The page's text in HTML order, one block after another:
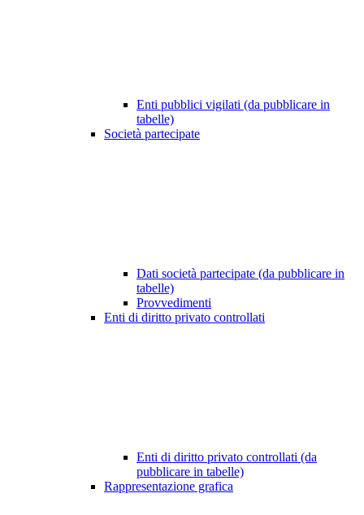
Enti pubblici vigilati (da pubblicare in
tabelle)
Società partecipate
Dati società partecipate (da pubblicare in
tabelle)
Provvedimenti
Enti di diritto privato controllati
Enti di diritto privato controllati (da
pubblicare in tabelle)
Rappresentazione grafica